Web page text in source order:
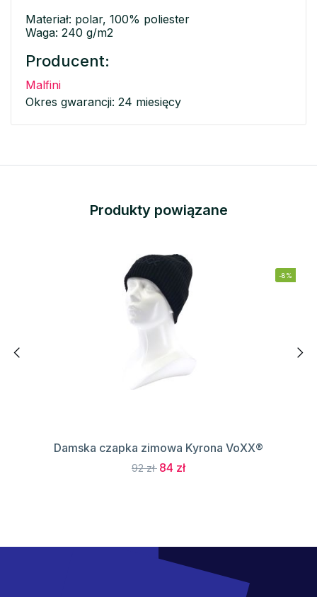
Materiał: polar, 100% poliester
Waga: 240 g/m2
Producent:
Malfini
Okres gwarancji: 24 miesięcy
Produkty powiązane
-8%
Damska czapka zimowa Kyrona VoXX®
92 zł 84 zł